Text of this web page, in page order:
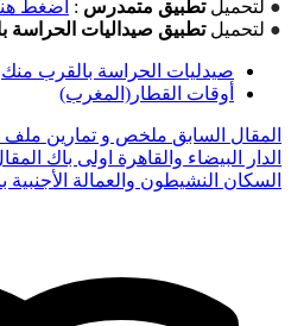
● لتحميلتطبيق متمدرس : اضغط
● لتحميلتطبيق صيداليات الحراسة
صيدليات الحراسة بالقرب منك
أوقات القطار(المغرب)
المقال السابق ملخص و تمارين ملف
الدار البيضاء والقاهرة اولى باك
السكان النشيطون والعمالة الأجنبية